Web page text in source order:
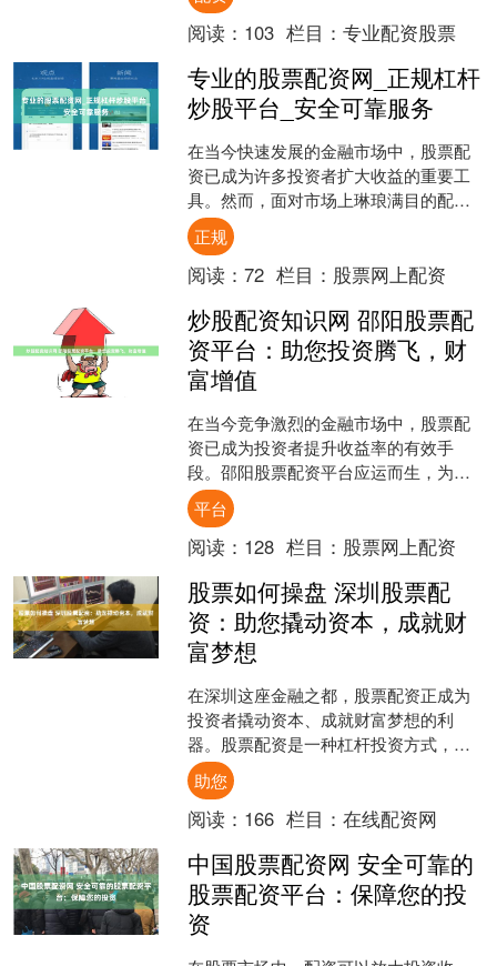
要的第一步。本文旨在为您梳....
阅读： 103 栏目： 专业配资股票
专业的股票配资网_正规杠杆
炒股平台_安全可靠服务
在当今快速发展的金融市场中，股票配
资已成为许多投资者扩大收益的重要工
具。然而，面对市场上琳琅满目的配资
平台，如何选择一个专业、正规且安全
可靠的杠杆炒股平台，成为....
正规
阅读： 72 栏目： 股票网上配资
炒股配资知识网 邵阳股票配
资平台：助您投资腾飞，财
富增值
在当今竞争激烈的金融市场中，股票配
资已成为投资者提升收益率的有效手
段。邵阳股票配资平台应运而生，为投
资者提供专业、可靠的配资服务，助其
投资腾飞，实现财富增值。 ....
平台
阅读： 128 栏目： 股票网上配资
股票如何操盘 深圳股票配
资：助您撬动资本，成就财
富梦想
在深圳这座金融之都，股票配资正成为
投资者撬动资本、成就财富梦想的利
器。股票配资是一种杠杆投资方式，通
过向券商借入资金，投资者可以放大自
己的资金规模股票如何操盘，....
助您
阅读： 166 栏目： 在线配资网
中国股票配资网 安全可靠的
股票配资平台：保障您的投
资